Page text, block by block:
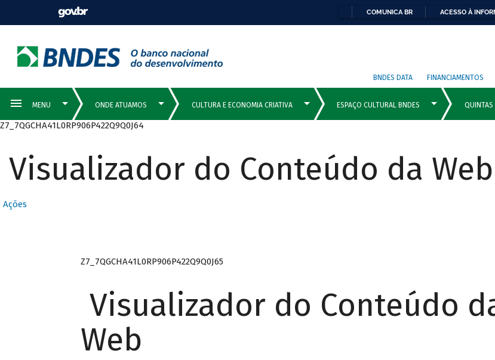
COMUNICA BR ACESSO À
BNDES DATA FINANCIAMENTOS
Z7_7QGCHA41L0RP906P422Q9Q0J64
Visualizador do Conteúdo da Web
Ações
Z7_7QGCHA41L0RP906P422Q9Q0J65
Visualizador do Conteúdo
Web